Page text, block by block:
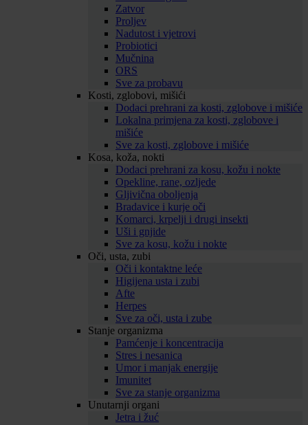
Zatvor
Proljev
Nadutost i vjetrovi
Probiotici
Mučnina
ORS
Sve za probavu
Kosti, zglobovi, mišići
Dodaci prehrani za kosti, zglobove i mišiće
Lokalna primjena za kosti, zglobove i
mišiće
Sve za kosti, zglobove i mišiće
Kosa, koža, nokti
Dodaci prehrani za kosu, kožu i nokte
Opekline, rane, ozljede
Gljivična oboljenja
Bradavice i kurje oči
Komarci, krpelji i drugi insekti
Uši i gnjide
Sve za kosu, kožu i nokte
Oči, usta, zubi
Oči i kontaktne leće
Higijena usta i zubi
Afte
Herpes
Sve za oči, usta i zube
Stanje organizma
Pamćenje i koncentracija
Stres i nesanica
Umor i manjak energije
Imunitet
Sve za stanje organizma
Unutarnji organi
Jetra i žuć